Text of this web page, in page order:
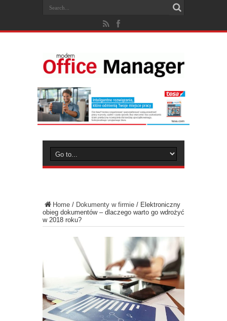
Home / Dokumenty w firmie / Elektroniczny
obieg dokumentów – dlaczego warto go wdrożyć
w 2018 roku?